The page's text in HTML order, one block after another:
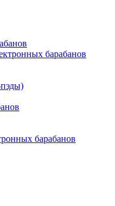
барабанов
барабанов